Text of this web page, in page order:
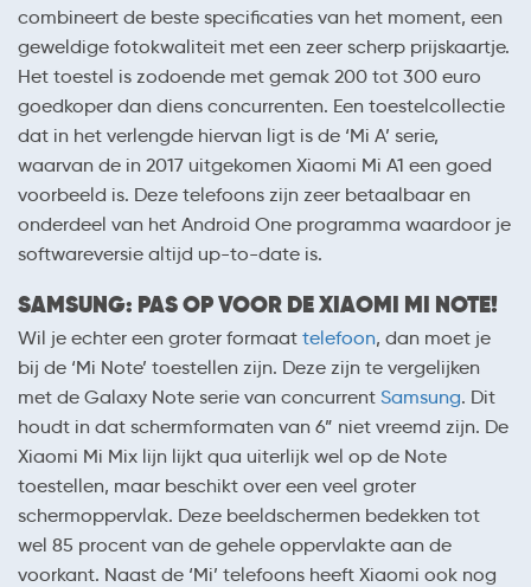
combineert de beste specificaties van het moment, een
geweldige fotokwaliteit met een zeer scherp prijskaartje.
Het toestel is zodoende met gemak 200 tot 300 euro
goedkoper dan diens concurrenten. Een toestelcollectie
dat in het verlengde hiervan ligt is de ‘Mi A’ serie,
waarvan de in 2017 uitgekomen Xiaomi Mi A1 een goed
voorbeeld is. Deze telefoons zijn zeer betaalbaar en
onderdeel van het Android One programma waardoor je
softwareversie altijd up-to-date is.
SAMSUNG: PAS OP VOOR DE XIAOMI MI NOTE!
Wil je echter een groter formaat telefoon, dan moet je
bij de ‘Mi Note’ toestellen zijn. Deze zijn te vergelijken
met de Galaxy Note serie van concurrent Samsung. Dit
houdt in dat schermformaten van 6” niet vreemd zijn. De
Xiaomi Mi Mix lijn lijkt qua uiterlijk wel op de Note
toestellen, maar beschikt over een veel groter
schermoppervlak. Deze beeldschermen bedekken tot
wel 85 procent van de gehele oppervlakte aan de
voorkant. Naast de ‘Mi’ telefoons heeft Xiaomi ook nog